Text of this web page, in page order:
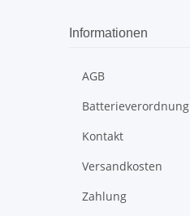
Informationen
AGB
Batterieverordnung
Kontakt
Versandkosten
Zahlung